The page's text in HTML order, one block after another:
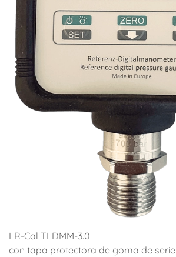
LR-Cal TLDMM-3.0
con tapa protectora de goma de serie